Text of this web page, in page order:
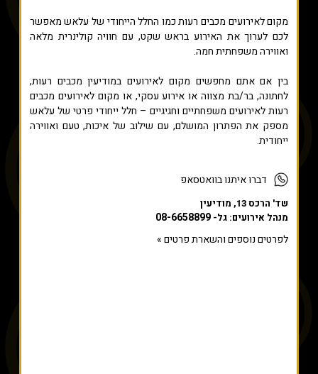
מקום לאירועים מכבים רעות כמו החלל הייחודי של עלאש מאפשר
לכם לערוך את האירוע בראש שקט, עם חוויה קולינרית מלאה
ואווירה משפחתית חמה.
בין אם אתם מחפשים מקום לאירועים במודיעין מכבים רעות,
לחתונה, בר/בת מצווה או אירוע עסקי, או מקום לאירועים מכבים
רעות לאירועים משפחתיים וחגיגיים – חלל ייחודי פרטי של עלאש
מספק את הפתרון המושלם, עם שילוב של איכות, טעם ואווירה
ייחודית.
דברו איתנו בוואטסאפ
שד' הרכס 13, מודיעין
מנהל אירועים: גל- 08-6658899
לפרטים נוספים והשארת פרטים »